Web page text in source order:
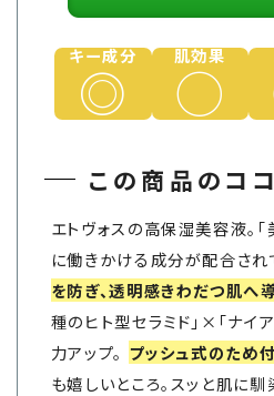
キー成分
◎
肌効果
◯
この商品のコ
エトヴォスの高保湿美容液。「
に働きかける成分が配合され
を防ぎ、透明感きわだつ肌へ
種のヒト型セラミド」×「ナイ
力アップ。 プッシュ式のため
も嬉しいところ。スッと肌に馴